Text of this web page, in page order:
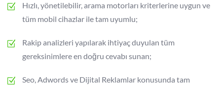
Hızlı, yönetilebilir, arama motorları kriterlerine uygun ve
tüm mobil cihazlar ile tam uyumlu;
Rakip analizleri yapılarak ihtiyaç duyulan tüm
gereksinimlere en doğru cevabı sunan;
Seo, Adwords ve Dijital Reklamlar konusunda tam